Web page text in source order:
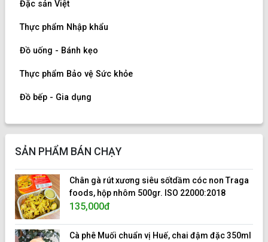
Đặc sản Việt
Thực phẩm Nhập khẩu
Đồ uống - Bánh kẹo
Thực phẩm Bảo vệ Sức khỏe
Đồ bếp - Gia dụng
SẢN PHẨM BÁN CHẠY
Chân gà rút xương siêu sốtdầm cóc non Traga
foods, hộp nhôm 500gr. ISO 22000:2018
135,000đ
Cà phê Muối chuẩn vị Huế, chai đậm đặc 350ml